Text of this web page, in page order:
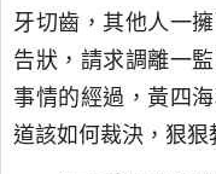
牙切齒，其他人一
告狀，請求調離一
事情的經過，黃四
道該如何裁決，狠狠